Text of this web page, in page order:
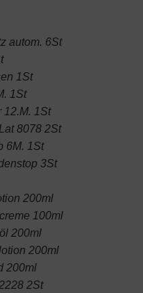
autom. 6St
1St
1St
12.M. 1St
8078 2St
6M. 1St
3St
200ml
100ml
200ml
200ml
200ml
2St